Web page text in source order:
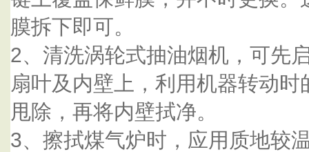
膜拆下即可。
2、清洗涡轮式抽油烟机，可先
扇叶及内壁上，利用机器转动
甩除，再将内壁拭净。
3、擦拭煤气炉时，应用质地较